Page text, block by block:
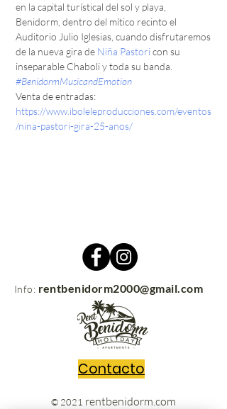
en la capital turístical del sol y playa,
Benidorm, dentro del mítico recinto el
Auditorio Julio Iglesias, cuando disfrutaremos
de la nueva gira de Niña Pastori con su
inseparable Chaboli y toda su banda.
#BenidormMusicandEmotion
Venta de entradas:
https://www.iboleleproducciones.com/eventos
/nina-pastori-gira-25-anos/
Info: rentbenidorm2000@gmail.com
Contacto
© 2021 rentbenidorm.com